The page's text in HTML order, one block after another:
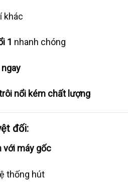
khác
1 nhanh chóng
nổi kém chất lượng
đối:
với máy gốc
thống hút